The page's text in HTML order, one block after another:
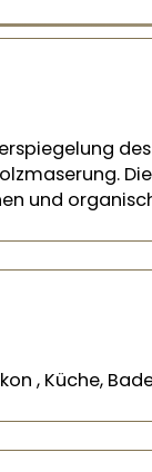
und
, Küche,